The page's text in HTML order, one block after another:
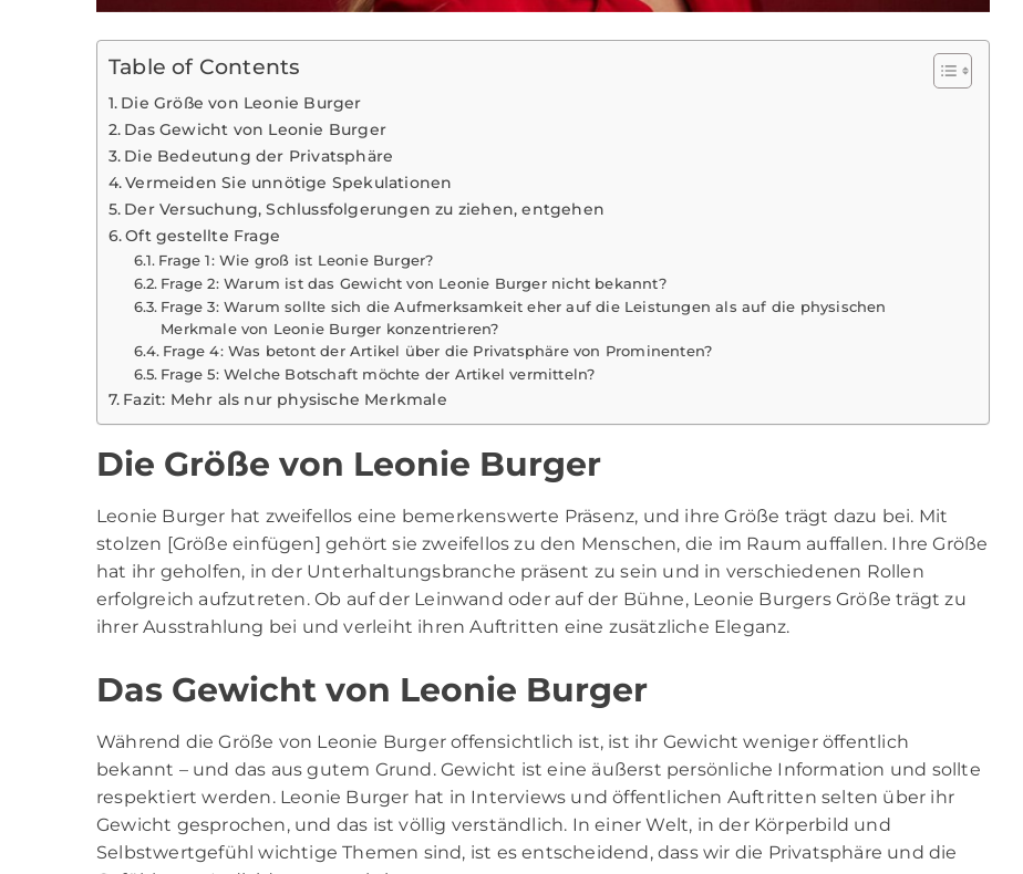
Table of Contents
Die Größe von Leonie Burger
Das Gewicht von Leonie Burger
Die Bedeutung der Privatsphäre
Vermeiden Sie unnötige Spekulationen
Der Versuchung, Schlussfolgerungen zu ziehen, entgehen
Oft gestellte Frage
Frage 1: Wie groß ist Leonie Burger?
Frage 2: Warum ist das Gewicht von Leonie Burger nicht bekannt?
Frage 3: Warum sollte sich die Aufmerksamkeit eher auf die Leistungen als auf die physischen
Merkmale von Leonie Burger konzentrieren?
Frage 4: Was betont der Artikel über die Privatsphäre von Prominenten?
Frage 5: Welche Botschaft möchte der Artikel vermitteln?
Fazit: Mehr als nur physische Merkmale
Die Größe von Leonie Burger
Leonie Burger hat zweifellos eine bemerkenswerte Präsenz, und ihre Größe trägt dazu bei. Mit
stolzen [Größe einfügen] gehört sie zweifellos zu den Menschen, die im Raum auffallen. Ihre Größe
hat ihr geholfen, in der Unterhaltungsbranche präsent zu sein und in verschiedenen Rollen
erfolgreich aufzutreten. Ob auf der Leinwand oder auf der Bühne, Leonie Burgers Größe trägt zu
ihrer Ausstrahlung bei und verleiht ihren Auftritten eine zusätzliche Eleganz.
Das Gewicht von Leonie Burger
Während die Größe von Leonie Burger offensichtlich ist, ist ihr Gewicht weniger öffentlich
bekannt – und das aus gutem Grund. Gewicht ist eine äußerst persönliche Information und sollte
respektiert werden. Leonie Burger hat in Interviews und öffentlichen Auftritten selten über ihr
Gewicht gesprochen, und das ist völlig verständlich. In einer Welt, in der Körperbild und
Selbstwertgefühl wichtige Themen sind, ist es entscheidend, dass wir die Privatsphäre und die